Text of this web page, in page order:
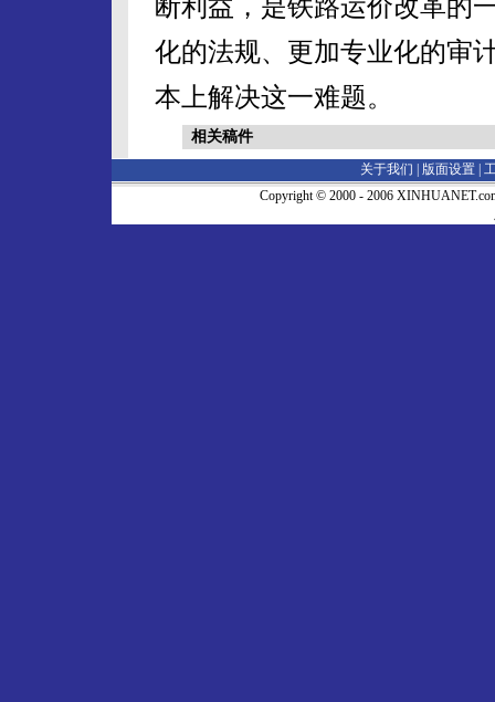
断利益，是铁路运价改革的
化的法规、更加专业化的审
本上解决这一难题。
相关稿件
关于我们 | 版面设置
Copyright © 2000 - 2006